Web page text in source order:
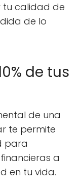
tu calidad de
de lo
de tus
de una
te permite
para
a
en tu vida.